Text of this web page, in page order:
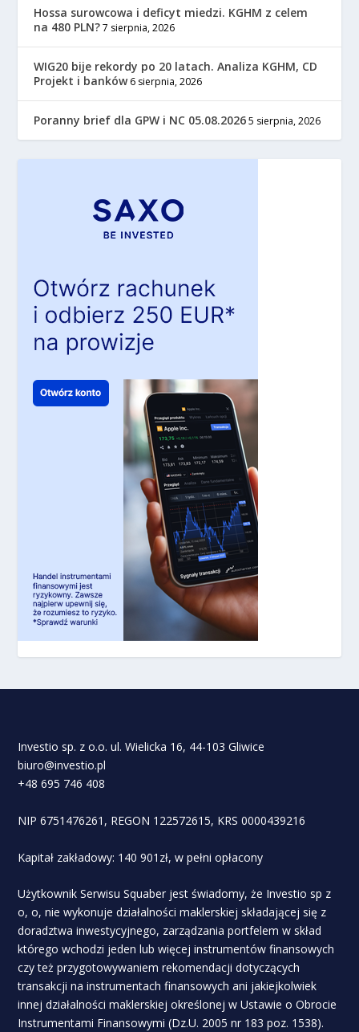
Hossa surowcowa i deficyt miedzi. KGHM z celem
na 480 PLN? 7 sierpnia, 2026
WIG20 bije rekordy po 20 latach. Analiza KGHM, CD
Projekt i banków 6 sierpnia, 2026
Poranny brief dla GPW i NC 05.08.2026 5 sierpnia, 2026
Investio sp. z o.o. ul. Wielicka 16, 44-103 Gliwice
biuro@investio.pl
+48 695 746 408
NIP 6751476261, REGON 122572615, KRS 0000439216
Kapitał zakładowy: 140 901zł, w pełni opłacony
Użytkownik Serwisu Squaber jest świadomy, że Investio sp z
o, o, nie wykonuje działalności maklerskiej składającej się z
doradztwa inwestycyjnego, zarządzania portfelem w skład
którego wchodzi jeden lub więcej instrumentów finansowych
czy też przygotowywaniem rekomendacji dotyczących
transakcji na instrumentach finansowych ani jakiejkolwiek
innej działalności maklerskiej określonej w Ustawie o Obrocie
Instrumentami Finansowymi (Dz.U. 2005 nr 183 poz. 1538).